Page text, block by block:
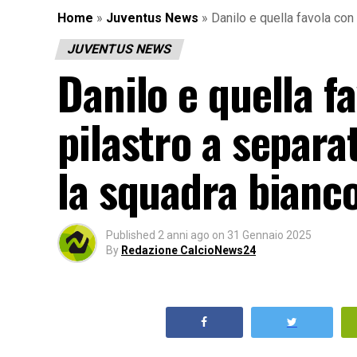
Home » Juventus News » Danilo e quella favola
JUVENTUS NEWS
Danilo e quella
pilastro a
la squadra
Published 2 anni ago on 31 Gennaio 2025
By Redazione CalcioNews24